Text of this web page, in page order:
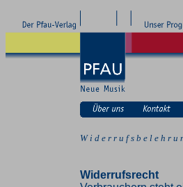
W i d e r r u f s b e l e h r u
Widerrufsrecht